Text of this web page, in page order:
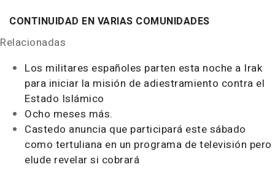
CONTINUIDAD EN VARIAS COMUNIDADES
Relacionadas
Los militares españoles parten esta noche a Irak
para iniciar la misión de adiestramiento contra el
Estado Islámico
Ocho meses más.
Castedo anuncia que participará este sábado
como tertuliana en un programa de televisión pero
elude revelar si cobrará